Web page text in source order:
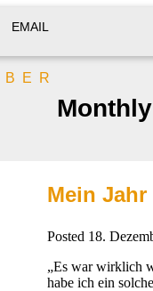
EMAIL
Mein Jahr
Posted 18.
„Es war wirklich
habe ich ein